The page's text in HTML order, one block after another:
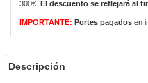
300€.
El descuento se reflejará al
IMPORTANTE: Portes pagados en
Descripción